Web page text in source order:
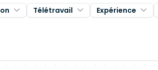
Télétravail Expérience